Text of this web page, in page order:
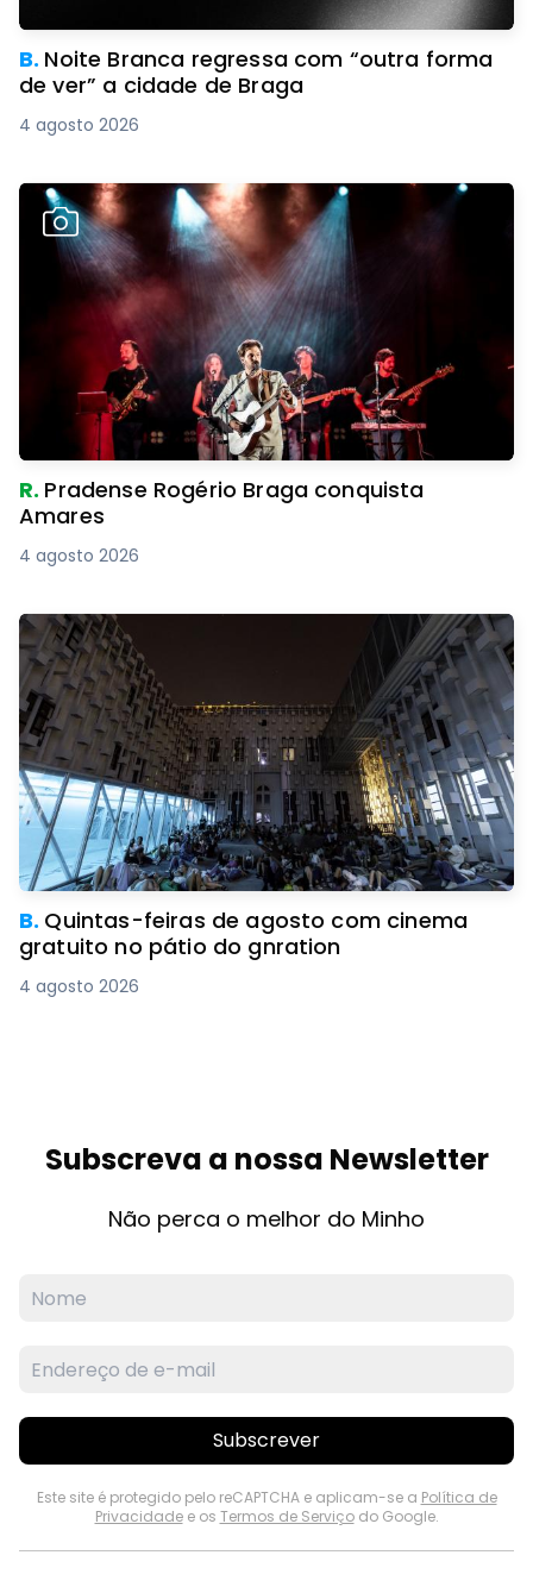
B. Noite Branca regressa com “outra forma
de ver” a cidade de Braga
4 agosto 2026
R. Pradense Rogério Braga conquista
Amares
4 agosto 2026
B. Quintas-feiras de agosto com cinema
gratuito no pátio do gnration
4 agosto 2026
Subscreva a nossa Newsletter
Não perca o melhor do Minho
Subscrever
Este site é protegido pelo reCAPTCHA e aplicam-se a Política de
Privacidadee os Termos de Serviçodo Google.